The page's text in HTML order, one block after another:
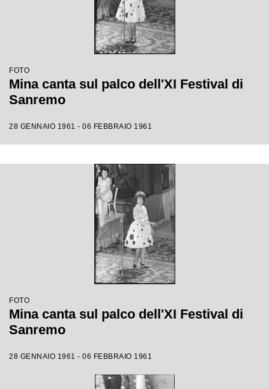
FOTO
Mina canta sul palco dell'XI Festival di
Sanremo
28 GENNAIO 1961 - 06 FEBBRAIO 1961
FOTO
Mina canta sul palco dell'XI Festival di
Sanremo
28 GENNAIO 1961 - 06 FEBBRAIO 1961